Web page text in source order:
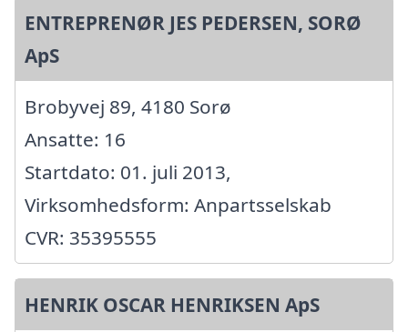
ENTREPRENØR JES PEDERSEN, SORØ
ApS
Brobyvej 89, 4180 Sorø
Ansatte: 16
Startdato: 01. juli 2013,
Virksomhedsform: Anpartsselskab
CVR: 35395555
HENRIK OSCAR HENRIKSEN ApS